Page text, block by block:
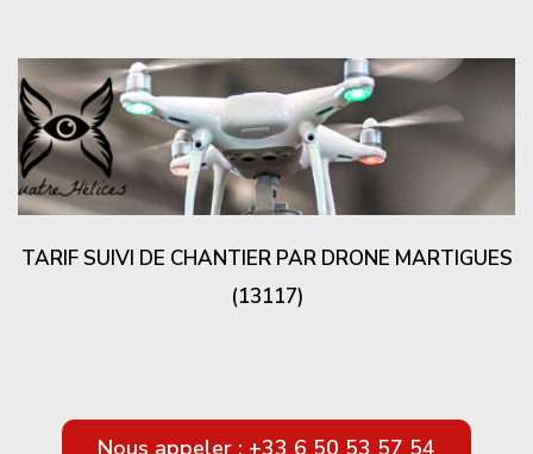
TARIF SUIVI DE CHANTIER PAR DRONE MARTIGUES
(13117)